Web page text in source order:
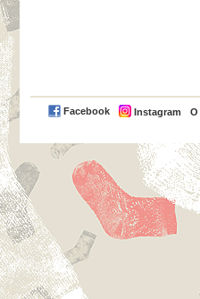
Facebook Instagram O